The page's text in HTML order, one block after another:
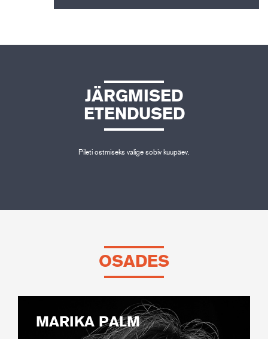
JÄRGMISED
ETENDUSED
Pileti ostmiseks valige sobiv kuupäev.
OSADES
MARIKA PALM